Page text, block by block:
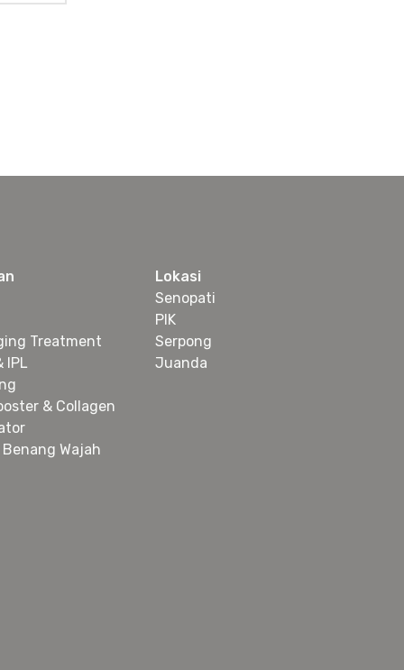
Treatment
IPL
& Collagen
Benang Wajah
Lokasi
Senopati
PIK
Serpong
Juanda